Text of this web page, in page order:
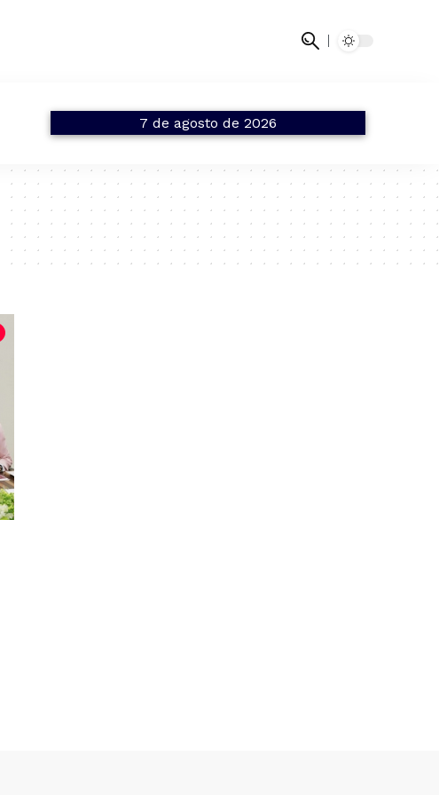
7 de agosto de 2026